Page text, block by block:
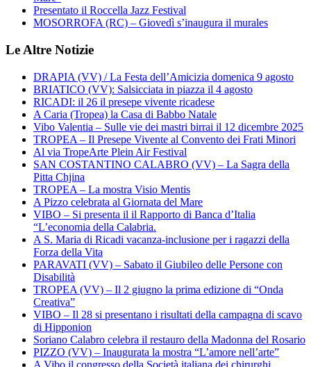
Presentato il Roccella Jazz Festival
MOSORROFA (RC) – Giovedì s’inaugura il murales
Le Altre Notizie
DRAPIA (VV) / La Festa dell’Amicizia domenica 9 agosto
BRIATICO (VV): Salsicciata in piazza il 4 agosto
RICADI: il 26 il presepe vivente ricadese
A Caria (Tropea) la Casa di Babbo Natale
Vibo Valentia – Sulle vie dei mastri birrai il 12 dicembre 2025
TROPEA – Il Presepe Vivente al Convento dei Frati Minori
Al via TropeArte Plein Air Festival
SAN COSTANTINO CALABRO (VV) – La Sagra della
Pitta Chjina
TROPEA – La mostra Visio Mentis
A Pizzo celebrata al Giornata del Mare
VIBO – Si presenta il il Rapporto di Banca d’Italia
“L’economia della Calabria.
A S. Maria di Ricadi vacanza-inclusione per i ragazzi della
Forza della Vita
PARAVATI (VV) – Sabato il Giubileo delle Persone con
Disabilità
TROPEA (VV) – Il 2 giugno la prima edizione di “Onda
Creativa”
VIBO – Il 28 si presentano i risultati della campagna di scavo
di Hipponion
Soriano Calabro celebra il restauro della Madonna del Rosario
PIZZO (VV) – Inaugurata la mostra “L’amore nell’arte”
A Vibo il congresso della Società italiana dei chirurghi